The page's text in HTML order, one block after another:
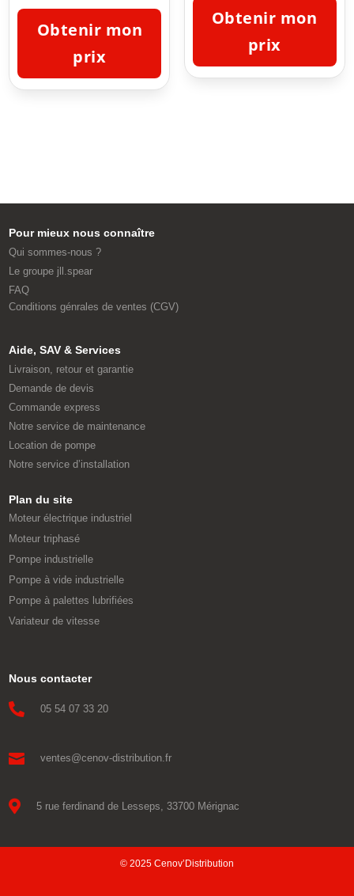
Obtenir mon
prix
Obtenir mon
prix
Pour mieux nous connaître
Qui sommes-nous ?
Le groupe jll.spear
FAQ
Conditions génrales de ventes (CGV)
Aide, SAV & Services
Livraison, retour et garantie
Demande de devis
Commande express
Notre service de maintenance
Location de pompe
Notre service d’installation
Plan du site
Moteur électrique industriel
Moteur triphasé
Pompe industrielle
Pompe à vide industrielle
Pompe à palettes lubrifiées
Variateur de vitesse
Nous contacter
 05 54 07 33 20
 ventes@cenov-distribution.fr
 5 rue ferdinand de Lesseps, 33700 Mérignac
© 2025 Cenov’Distribution